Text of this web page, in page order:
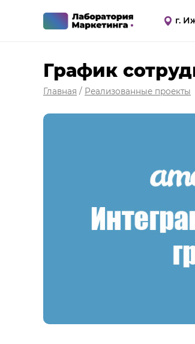
г.
График
Главная / Реализованные проекты